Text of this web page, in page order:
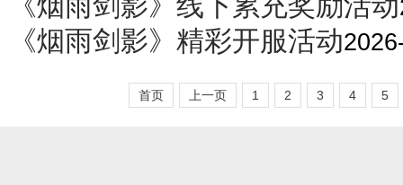
《烟雨剑影》精彩开服活动
首页 上一页 1 2 3 4 5